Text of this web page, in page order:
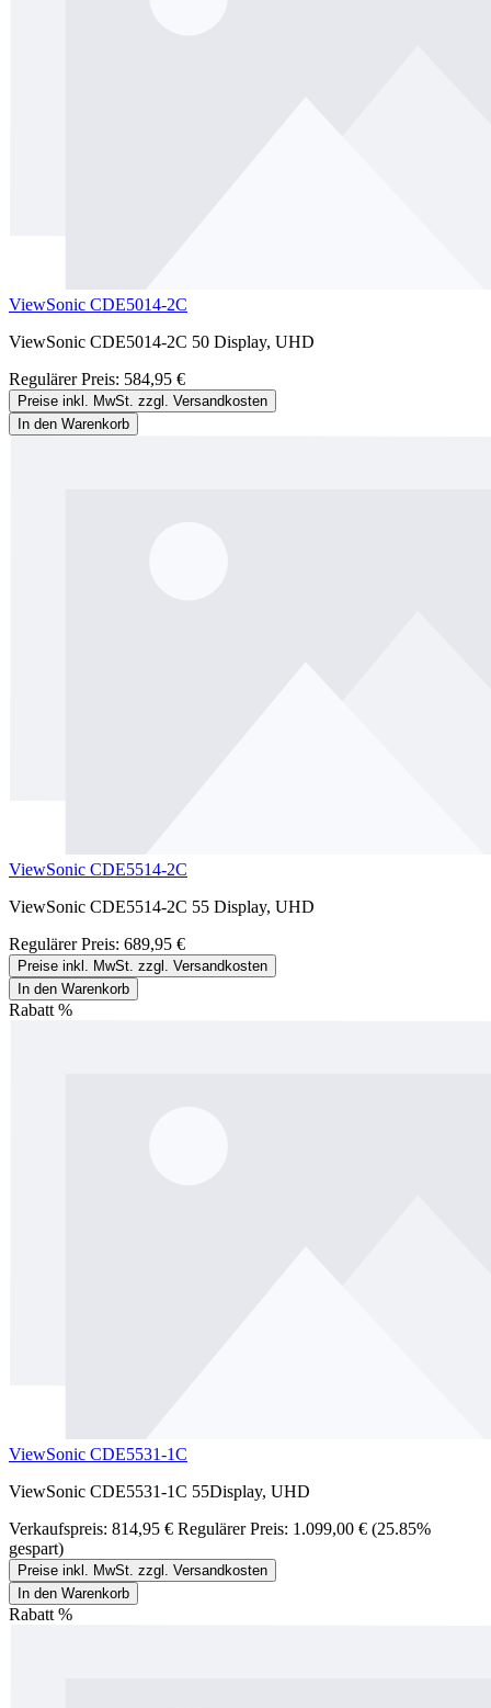
ViewSonic CDE5014-2C
ViewSonic CDE5014-2C 50 Display, UHD
Regulärer Preis: 584,95 €
Preise inkl. MwSt. zzgl. Versandkosten
In den Warenkorb
ViewSonic CDE5514-2C
ViewSonic CDE5514-2C 55 Display, UHD
Regulärer Preis: 689,95 €
Preise inkl. MwSt. zzgl. Versandkosten
In den Warenkorb
Rabatt %
ViewSonic CDE5531-1C
ViewSonic CDE5531-1C 55Display, UHD
Verkaufspreis: 814,95 € Regulärer Preis: 1.099,00 € (25.85%
gespart)
Preise inkl. MwSt. zzgl. Versandkosten
In den Warenkorb
Rabatt %